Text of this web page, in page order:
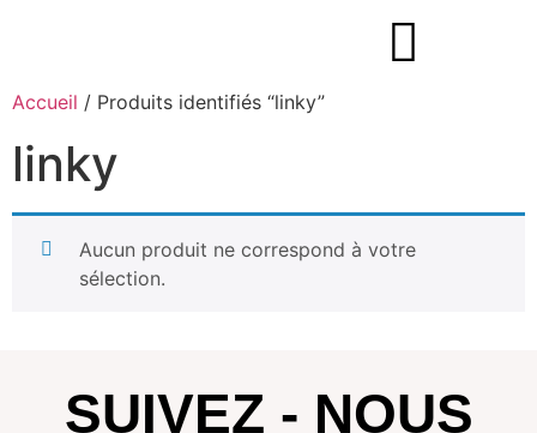
Accueil / Produits identifiés “linky”
linky
Aucun produit ne correspond à votre
sélection.
SUIVEZ - NOUS